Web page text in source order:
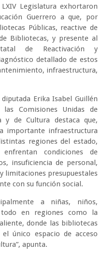
Legislatura exhortaron
Guerrero a que, por
Públicas, reactive de
Bibliotecas, y presente al
de Reactivación y
detallado de estos
infraestructura,
Erika Isabel Guillén
Comisiones Unidas de
y de Cultura destaca que,
importante infraestructura
regiones del estado,
condiciones de
insuficiencia de personal,
limitaciones presupuestales
con su función social.
a niñas, niños,
todo en regiones como la
donde las bibliotecas
único espacio de acceso
apunta.